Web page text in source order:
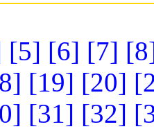
[5] [6] [7]
[19] [20]
[31] [32]